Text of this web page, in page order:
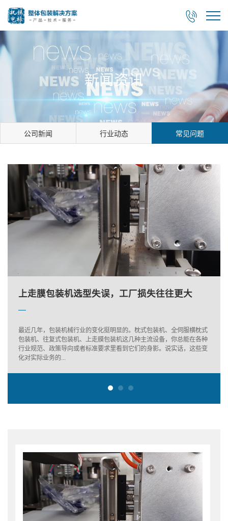

新闻资讯
公司新闻 行业动态 常见问题
金华蔬菜包装机的维护保养
上走膜包装机选型失误，工厂损失往往更大
最近几年，包装机械行业的变化挺明显的。枕式包装机、全伺服横枕式
包装机、往复式包装机、上走膜包装机这几种主流设备，你总能在各种
行业规范、政策导向或者标准要求里看到它们的身影。说实话，这些变
化对实际业务的...
下走膜枕式机：面包包装里的隐形高手
金华蔬菜包装机的维护保养
上走膜包装机选型失误，工厂损失往往更大